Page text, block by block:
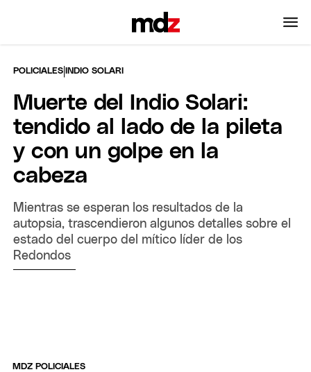
POLICIALES | INDIO SOLARI
Muerte del Indio Solari:
tendido al lado de la pileta
y con un golpe en la
cabeza
Mientras se esperan los resultados de la
autopsia, trascendieron algunos detalles sobre el
estado del cuerpo del mítico líder de los
Redondos
MDZ POLICIALES